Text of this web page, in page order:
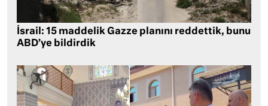
İsrail: 15 maddelik Gazze planını reddettik, bunu
ABD’ye bildirdik